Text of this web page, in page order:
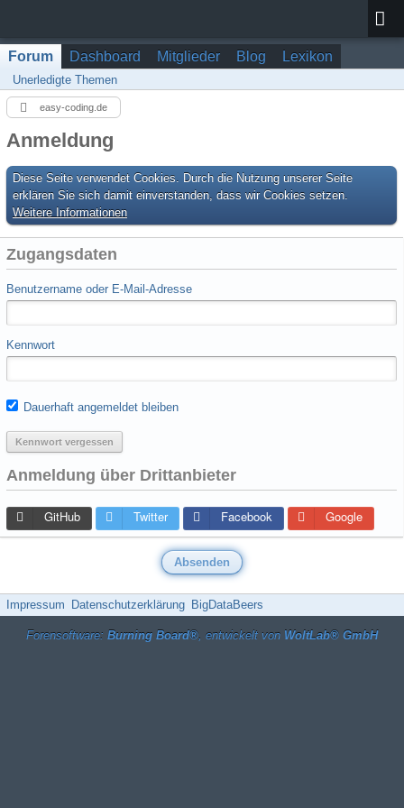
Forum Dashboard Mitglieder Blog Lexikon
Unerledigte Themen
easy-coding.de
Anmeldung
Diese Seite verwendet Cookies. Durch die Nutzung unserer Seite
erklären Sie sich damit einverstanden, dass wir Cookies setzen.
Weitere Informationen
Zugangsdaten
Benutzername oder E-Mail-Adresse
Kennwort
Dauerhaft angemeldet bleiben
Kennwort vergessen
Anmeldung über Drittanbieter
GitHub Twitter Facebook Google
Impressum Datenschutzerklärung BigDataBeers
Forensoftware: Burning Board®, entwickelt von WoltLab® GmbH